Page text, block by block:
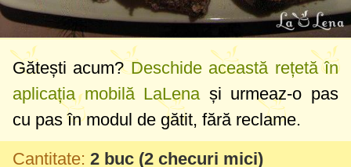
Gătești acum?Deschide această rețetă în
aplicația mobilă LaLenași urmeaz-o pas
cu pas în modul de gătit, fără reclame.
Cantitate: 2 buc (2 checuri mici)